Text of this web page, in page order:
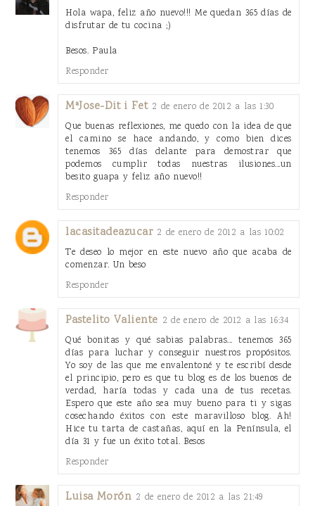
Hola wapa, feliz año nuevo!!! Me quedan 365 días de
disfrutar de tu cocina ;)
Besos. Paula
Responder
MªJose-Dit i Fet 2 de enero de 2012 a las 1:30
Que buenas reflexiones, me quedo con la idea de que
el camino se hace andando, y como bien dices
tenemos 365 días delante para demostrar que
podemos cumplir todas nuestras ilusiones...un
besito guapa y feliz año nuevo!!
Responder
lacasitadeazucar 2 de enero de 2012 a las 10:02
Te deseo lo mejor en este nuevo año que acaba de
comenzar. Un beso
Responder
Pastelito Valiente 2 de enero de 2012 a las 16:34
Qué bonitas y qué sabias palabras... tenemos 365
días para luchar y conseguir nuestros propósitos.
Yo soy de las que me envalentoné y te escribí desde
el principio, pero es que tu blog es de los buenos de
verdad, haría todas y cada una de tus recetas.
Espero que este año sea muy bueno para ti y sigas
cosechando éxitos con este maravilloso blog. Ah!
Hice tu tarta de castañas, aquí en la Península, el
día 31 y fue un éxito total. Besos
Responder
Luisa Morón 2 de enero de 2012 a las 21:49